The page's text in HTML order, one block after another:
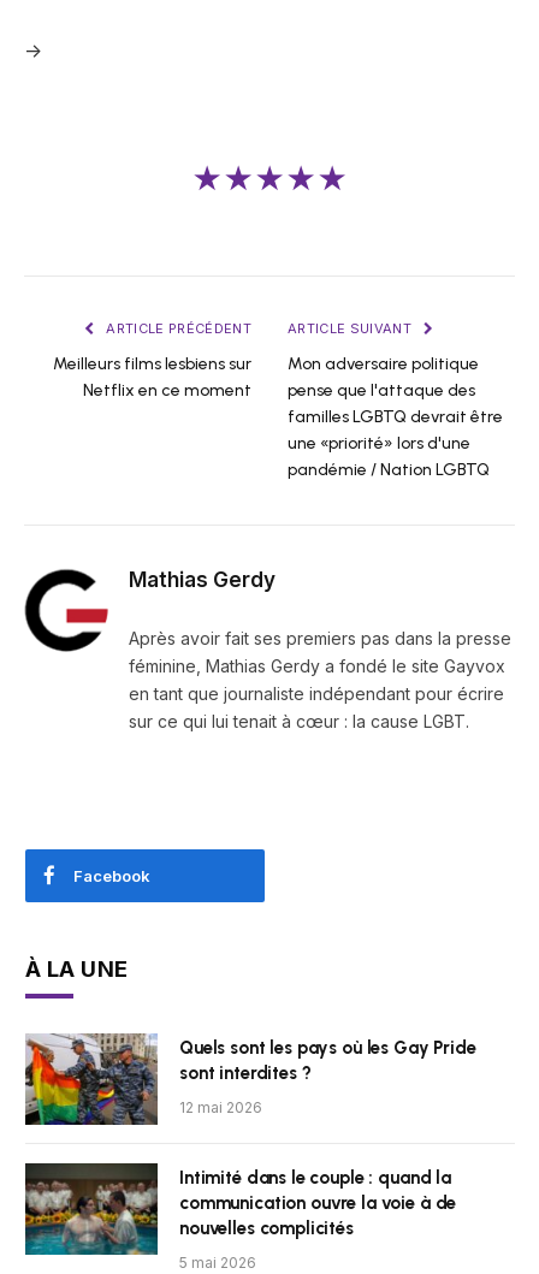
->
★★★★★
ARTICLE PRÉCÉDENT
Meilleurs films lesbiens sur
Netflix en ce moment
ARTICLE SUIVANT
Mon adversaire politique
pense que l'attaque des
familles LGBTQ devrait être
une «priorité» lors d'une
pandémie / Nation LGBTQ
Mathias Gerdy
Après avoir fait ses premiers pas dans la presse
féminine, Mathias Gerdy a fondé le site Gayvox
en tant que journaliste indépendant pour écrire
sur ce qui lui tenait à cœur : la cause LGBT.
Facebook
À LA UNE
Quels sont les pays où les Gay Pride
sont interdites ?
12 mai 2026
Intimité dans le couple : quand la
communication ouvre la voie à de
nouvelles complicités
5 mai 2026